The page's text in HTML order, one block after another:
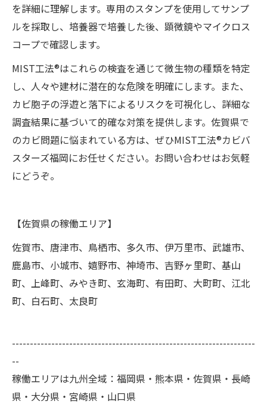
を詳細に理解します。専用のスタンプを使用してサンプ
ルを採取し、培養器で培養した後、顕微鏡やマイクロス
コープで確認します。
MIST工法®はこれらの検査を通じて微生物の種類を特定
し、人々や建材に潜在的な危険を明確にします。また、
カビ胞子の浮遊と落下によるリスクを可視化し、詳細な
調査結果に基づいて的確な対策を提供します。佐賀県で
のカビ問題に悩まれている方は、ぜひMIST工法®カビバ
スターズ福岡にお任せください。お問い合わせはお気軽
にどうぞ。
【佐賀県の稼働エリア】
佐賀市、唐津市、鳥栖市、多久市、伊万里市、武雄市、
鹿島市、小城市、嬉野市、神埼市、吉野ヶ里町、基山
町、上峰町、みやき町、玄海町、有田町、大町町、江北
町、白石町、太良町
--------------------------------------------------------------------
--
稼働エリアは九州全域：福岡県・熊本県・佐賀県・長崎
県・大分県・宮崎県・山口県